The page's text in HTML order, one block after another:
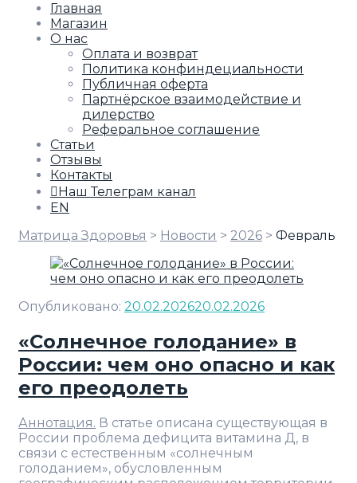
Главная
Магазин
О нас
Оплата и возврат
Политика конфиндециальности
Публичная оферта
Партнёрское взаимодействие и
дилерство
Реферальное соглашение
Статьи
Отзывы
Контакты
Наш Телеграм канал
EN
Матрица Здоровья > Новости > 2026 > Февраль
Опубликовано: 20.02.202620.02.2026
«Солнечное голодание» в
России: чем оно опасно и как
его преодолеть
Аннотация. В статье описана существующая в
России проблема дефицита витамина Д, в
связи с естественным «солнечным
голоданием», обусловленным